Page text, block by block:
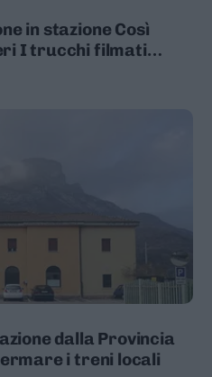
in stazione Così
I trucchi filmati
dalla Provincia
i treni locali